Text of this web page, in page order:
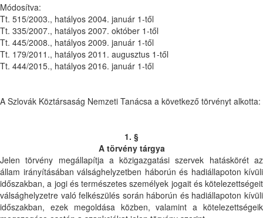
Módosítva:
Tt. 515/2003., hatályos 2004. január 1-től
Tt. 335/2007., hatályos 2007. október 1-től
Tt. 445/2008., hatályos 2009. január 1-től
Tt. 179/2011., hatályos 2011. augusztus 1-től
Tt. 444/2015., hatályos 2016. január 1-től
A Szlovák Köztársaság Nemzeti Tanácsa a következő törvényt alkotta:
1. §
A törvény tárgya
Jelen törvény megállapítja a közigazgatási szervek hatáskörét az
állam irányításában válsághelyzetben háborún és hadiállapoton kívüli
időszakban, a jogi és természetes személyek jogait és kötelezettségeit
válsághelyzetre való felkészülés során háborún és hadiállapoton kívüli
időszakban, ezek megoldása közben, valamint a kötelezettségeik